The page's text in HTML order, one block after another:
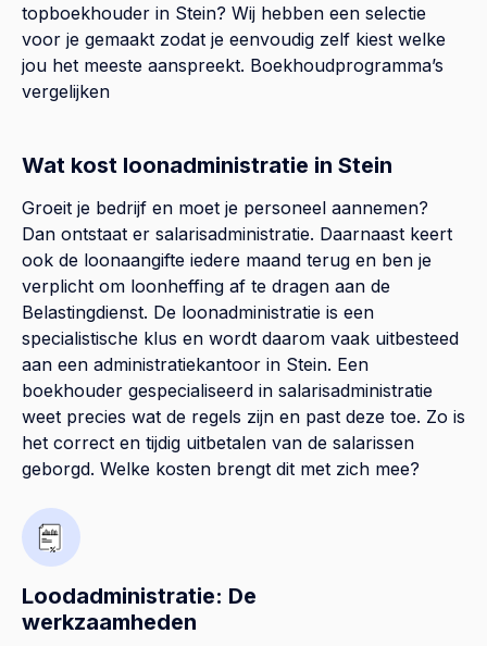
topboekhouder in Stein? Wij hebben een selectie
voor je gemaakt zodat je eenvoudig zelf kiest welke
jou het meeste aanspreekt. Boekhoudprogramma’s
vergelijken
Wat kost loonadministratie in Stein
Groeit je bedrijf en moet je personeel aannemen?
Dan ontstaat er salarisadministratie. Daarnaast keert
ook de loonaangifte iedere maand terug en ben je
verplicht om loonheffing af te dragen aan de
Belastingdienst. De loonadministratie is een
specialistische klus en wordt daarom vaak uitbesteed
aan een administratiekantoor in Stein. Een
boekhouder gespecialiseerd in salarisadministratie
weet precies wat de regels zijn en past deze toe. Zo is
het correct en tijdig uitbetalen van de salarissen
geborgd. Welke kosten brengt dit met zich mee?
Loodadministratie: De
werkzaamheden